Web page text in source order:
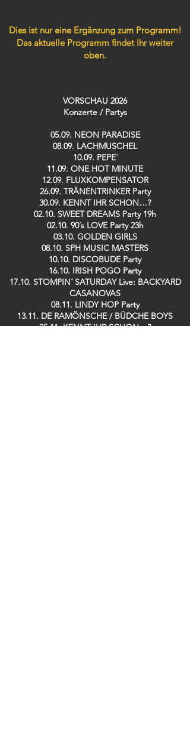
Dies ist nur eine Ergänzung zum Programm!
Das aktuelle Programm findet Ihr weiter
oben.
VORSCHAU 2026
Konzerte / Partys​
05.09. NEON PARADISE
08.09. LACHMUSCHEL
10.09. PEPE´
11.09. ONE HOT MINUTE
12.09. FLUXKOMPENSATOR
26.09. TRÄNENTRINKER Party
30.09. KENNT IHR SCHON…?
02.10. SWEET DREAMS Party 19h
02.10. 90´s LOVE Party 23h
03.10. GOLDEN GIRLS
08.10. SPH MUSIC MASTERS
10.10. DISCOBUDE Party
16.10. IRISH POGO Party
17.10. STOMPIN´ SATURDAY Live: BACKYARD
CASANOVAS
08.11. LINDY HOP Party
13.11. DE RAMÖNSCHE / BÜDCHE BOYS
25.11. KENNT IHR SCHON…?